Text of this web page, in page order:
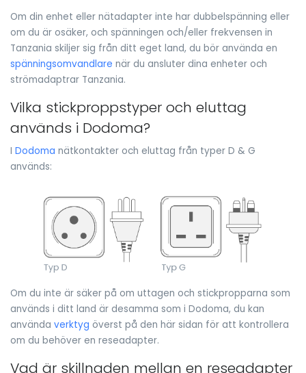
Om din enhet eller nätadapter inte har dubbelspänning eller
om du är osäker, och spänningen och/eller frekvensen in
Tanzania skiljer sig från ditt eget land, du bör använda en
spänningsomvandlare när du ansluter dina enheter och
strömadaptrar Tanzania.
Vilka stickproppstyper och eluttag
används i Dodoma?
I Dodoma nätkontakter och eluttag från typer D & G
används:
Om du inte är säker på om uttagen och stickpropparna som
används i ditt land är desamma som i Dodoma, du kan
använda verktyg överst på den här sidan för att kontrollera
om du behöver en reseadapter.
Vad är skillnaden mellan en reseadapter